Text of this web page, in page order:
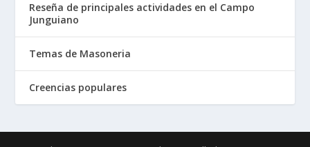
Reseña de principales actividades en el Campo
Junguiano
Temas de Masoneria
Creencias populares